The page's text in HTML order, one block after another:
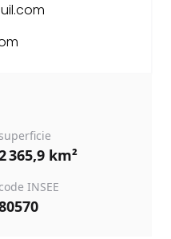
superficie
365,9 km²
code INSEE